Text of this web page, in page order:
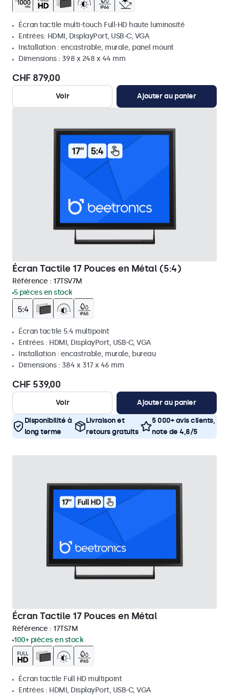
Écran tactile multi-touch Full-HD haute luminosité
Entrées: HDMI, DisplayPort, USB-C, VGA
Installation : encastrable, murale, panel mount
Dimensions : 398 x 248 x 44 mm
CHF 879,00
Voir Ajouter au panier
Écran Tactile 17 Pouces en Métal (5:4)
Référence : 17TSV7M
5 pièces en stock
Écran tactile 5:4 multipoint
Entrées : HDMI, DisplayPort, USB-C, VGA
Installation : encastrable, murale, bureau
Dimensions : 384 x 317 x 46 mm
CHF 539,00
Voir Ajouter au panier
Disponibilité à
long terme
Livraison et
retours gratuits
5 000+ avis clients,
note de 4,8/5
Écran Tactile 17 Pouces en Métal
Référence : 17TS7M
100+ pièces en stock
Écran tactile Full HD multipoint
Entrées : HDMI, DisplayPort, USB-C, VGA